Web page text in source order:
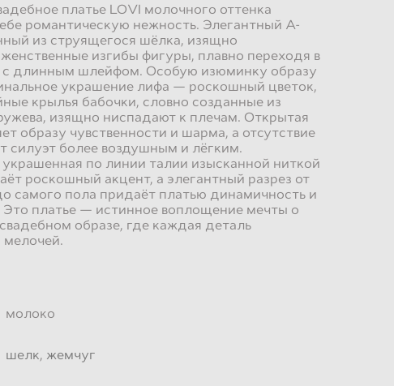
платье LOVI молочного оттенка
романтическую нежность. Элегантный А-
из струящегося шёлка, изящно
изгибы фигуры, плавно переходя в
длинным шлейфом. Особую изюминку образу
украшение лифа — роскошный цветок,
крылья бабочки, словно созданные из
изящно ниспадают к плечам. Открытая
образу чувственности и шарма, а отсутствие
силуэт более воздушным и лёгким.
по линии талии изысканной ниткой
роскошный акцент, а элегантный разрез от
самого пола придаёт платью динамичность и
Это платье — истинное воплощение мечты о
образе, где каждая деталь
молоко
шелк, жемчуг